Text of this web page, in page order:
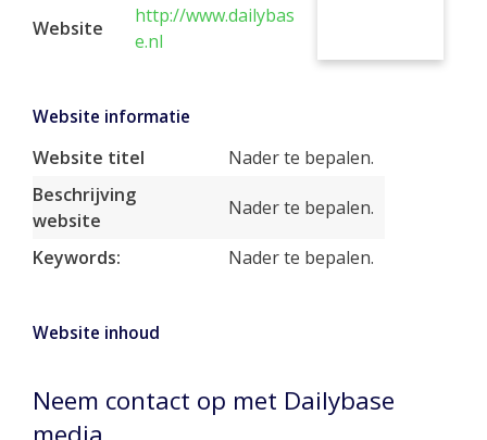
Website
http://www.dailybas
e.nl
Website informatie
Website titel
Nader te bepalen.
Beschrijving
website
Nader te bepalen.
Keywords: Nader te bepalen.
Website inhoud
Neem contact op met Dailybase